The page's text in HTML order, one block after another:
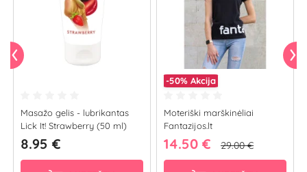
Masažo gelis - lubrikantas
Lick It! Strawberry (50 ml)
8.95 €
-50% Akcija
​Moteriški marškinėliai
Fantazijos.lt
14.50 € 29.00 €